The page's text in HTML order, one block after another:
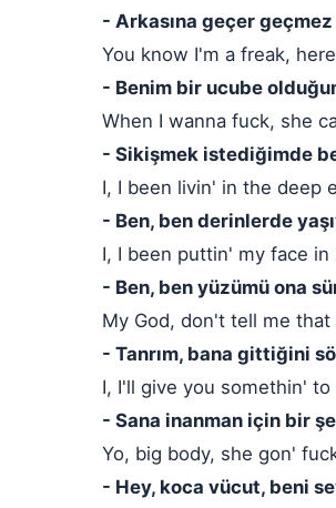
- Arkasına geçer
You know I'm a freak,
- Benim bir ucube
When I wanna fuck, she
- Sikişmek istediğimde
I, I been livin' in the deep
- Ben, ben derinlerde
I, I been puttin' my face in
- Ben, ben yüzümü ona
My God, don't tell me that
- Tanrım, bana gittiğini
I, I'll give you somethin' to
- Sana inanman için bir
Yo, big body, she gon'
- Hey, koca vücut, beni